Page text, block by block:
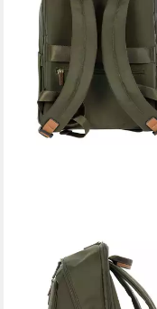
Daypack X-Collection
141,65 €
in 2-3 Werktagen bei dir